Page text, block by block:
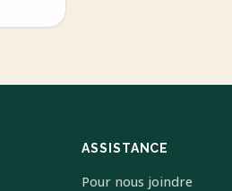
ASSISTANCE
Pour nous joindre